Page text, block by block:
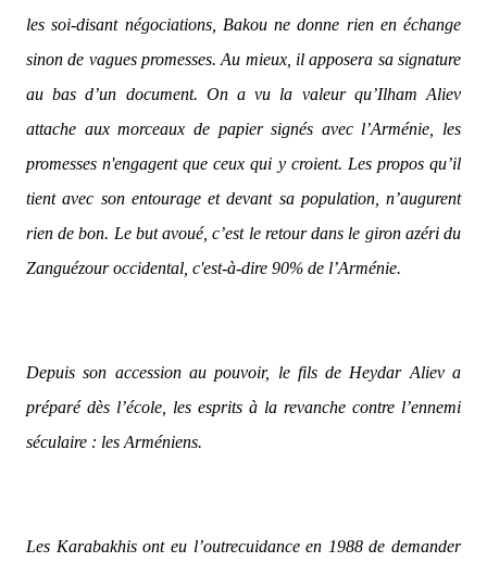
les soi-disant négociations, Bakou ne donne rien en échange
sinon de vagues promesses. Au mieux, il apposera sa signature
au bas d’un document. On a vu la valeur qu’Ilham Aliev
attache aux morceaux de papier signés avec l’Arménie, les
promesses n'engagent que ceux qui y croient. Les propos qu’il
tient avec son entourage et devant sa population, n’augurent
rien de bon. Le but avoué, c’est le retour dans le giron azéri du
Zanguézour occidental, c'est-à-dire 90% de l’Arménie.
Depuis son accession au pouvoir, le fils de Heydar Aliev a
préparé dès l’école, les esprits à la revanche contre l’ennemi
séculaire : les Arméniens.
Les Karabakhis ont eu l’outrecuidance en 1988 de demander